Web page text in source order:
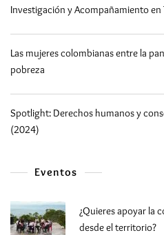
Investigación y Acompañamiento
Las mujeres colombianas entre la
pobreza
Spotlight: Derechos humanos y
(2024)
Eventos
¿Quieres apoyar la
desde el territorio?